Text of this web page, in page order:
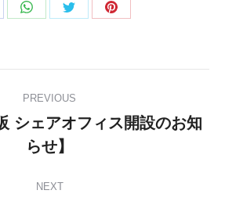
Share
Share
Share
PREVIOUS
Previous
post:
シェアオフィス開設のお知
らせ】
NEXT